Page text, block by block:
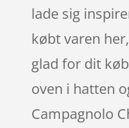
lade sig
købt varen
glad for dit
oven i hatten
Campagnolo